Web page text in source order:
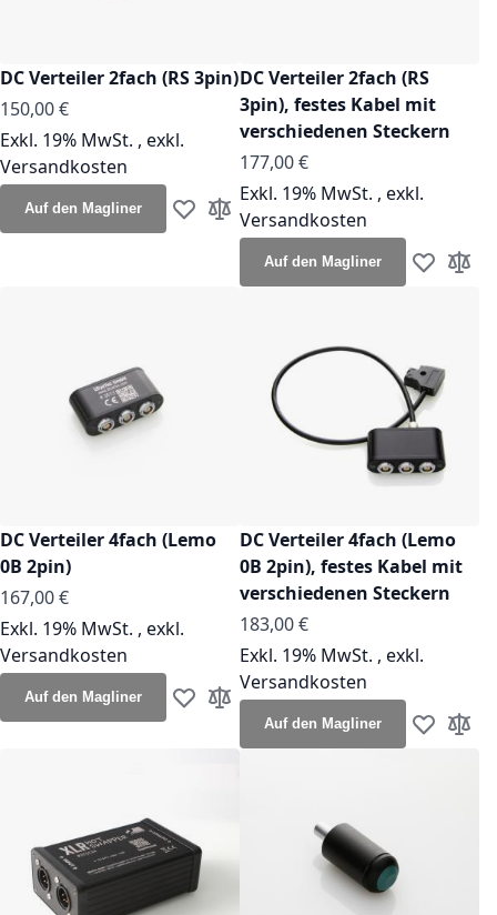
DC Verteiler 2fach (RS 3pin)
150,00 €
Exkl. 19% MwSt. , exkl.
Versandkosten
Auf den Magliner Zur Wunschliste hinzufügen
Zur Vergleichsliste hinzufügen
DC Verteiler 2fach (RS
3pin), festes Kabel mit
verschiedenen Steckern
177,00 €
Exkl. 19% MwSt. , exkl.
Versandkosten
Auf den Magliner Zur Zur
DC Verteiler 4fach (Lemo
0B 2pin)
167,00 €
Exkl. 19% MwSt. , exkl.
Versandkosten
Auf den Magliner Zur Wunschliste hinzufügen
Zur Vergleichsliste hinzufügen
DC Verteiler 4fach (Lemo
0B 2pin), festes Kabel mit
verschiedenen Steckern
183,00 €
Exkl. 19% MwSt. , exkl.
Versandkosten
Auf den Magliner Zur Zur